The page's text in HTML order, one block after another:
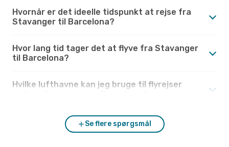
Hvornår er det ideelle tidspunkt at rejse fra
Stavanger til Barcelona?
Hvor lang tid tager det at flyve fra Stavanger
til Barcelona?
Hvilke lufthavne kan jeg bruge til flyrejser
Se flere spørgsmål